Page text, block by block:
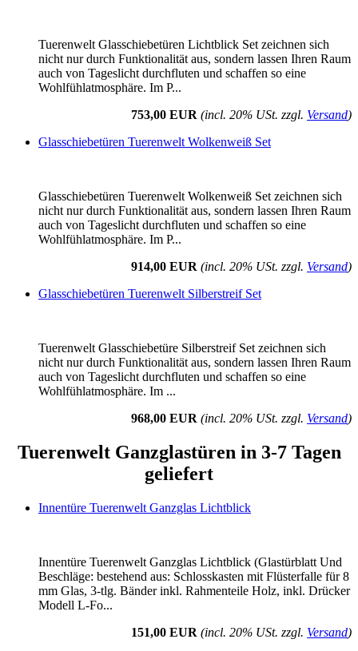
Tuerenwelt Glasschiebetüren Lichtblick Set zeichnen sich
nicht nur durch Funktionalität aus, sondern lassen Ihren Raum
auch von Tageslicht durchfluten und schaffen so eine
Wohlfühlatmosphäre. Im P...
753,00 EUR (incl. 20% USt. zzgl. Versand)
Glasschiebetüren Tuerenwelt Wolkenweiß Set
Glasschiebetüren Tuerenwelt Wolkenweiß Set zeichnen sich
nicht nur durch Funktionalität aus, sondern lassen Ihren Raum
auch von Tageslicht durchfluten und schaffen so eine
Wohlfühlatmosphäre. Im P...
914,00 EUR (incl. 20% USt. zzgl. Versand)
Glasschiebetüren Tuerenwelt Silberstreif Set
Tuerenwelt Glasschiebetüre Silberstreif Set zeichnen sich
nicht nur durch Funktionalität aus, sondern lassen Ihren Raum
auch von Tageslicht durchfluten und schaffen so eine
Wohlfühlatmosphäre. Im ...
968,00 EUR (incl. 20% USt. zzgl. Versand)
Tuerenwelt Ganzglastüren in 3-7 Tagen
geliefert
Innentüre Tuerenwelt Ganzglas Lichtblick
Innentüre Tuerenwelt Ganzglas Lichtblick (Glastürblatt Und
Beschläge: bestehend aus: Schlosskasten mit Flüsterfalle für 8
mm Glas, 3-tlg. Bänder inkl. Rahmenteile Holz, inkl. Drücker
Modell L-Fo...
151,00 EUR (incl. 20% USt. zzgl. Versand)